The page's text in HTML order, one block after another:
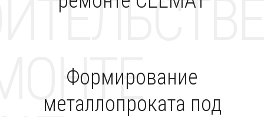
Формирование
металлопроката под